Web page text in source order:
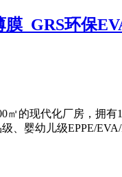
㎡的现代化厂房，拥
、婴幼儿级EPPE/EVA/